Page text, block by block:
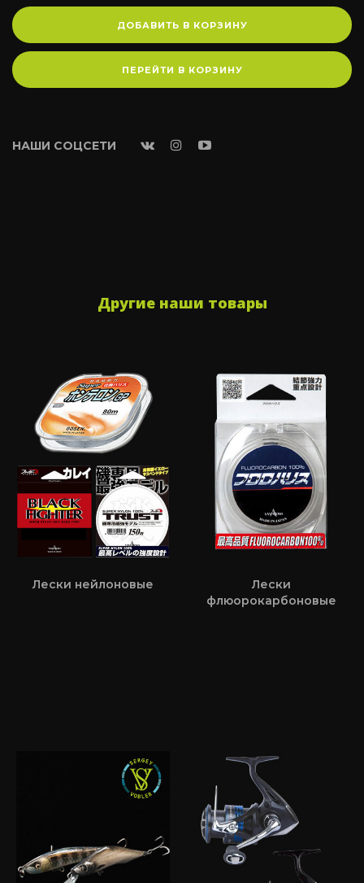
ДОБАВИТЬ В КОРЗИНУ
ПЕРЕЙТИ В КОРЗИНУ
НАШИ СОЦСЕТИ
Другие наши товары
Лески нейлоновые
Лески
флюорокарбоновые